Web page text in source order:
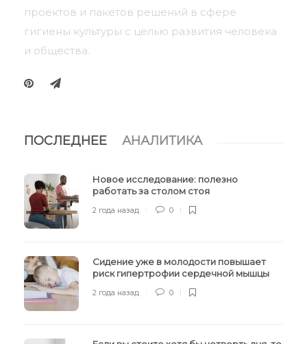
проектов и пакетов решений в сфере
гигиены культуры с целью развития человека
и общества.
ПОСЛЕДНЕЕ АНАЛИТИКА
Новое исследование: полезно
работать за столом стоя
2 года назад 0
Сидение уже в молодости повышает
риск гипертрофии сердечной мышцы
2 года назад 0